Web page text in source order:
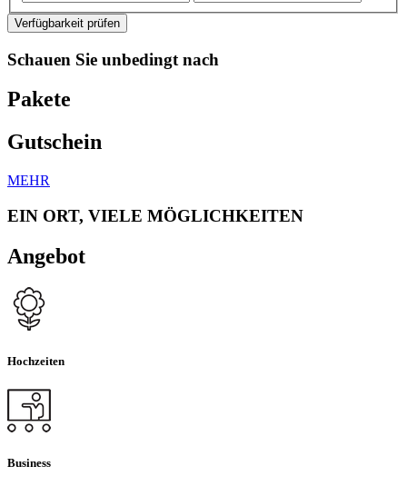
Verfügbarkeit prüfen
Schauen Sie unbedingt nach
Pakete
Gutschein
MEHR
EIN ORT, VIELE MÖGLICHKEITEN
Angebot
Hochzeiten
Business